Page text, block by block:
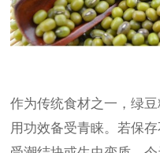
作为传统食材之一，绿
用功效备受青睐。若保